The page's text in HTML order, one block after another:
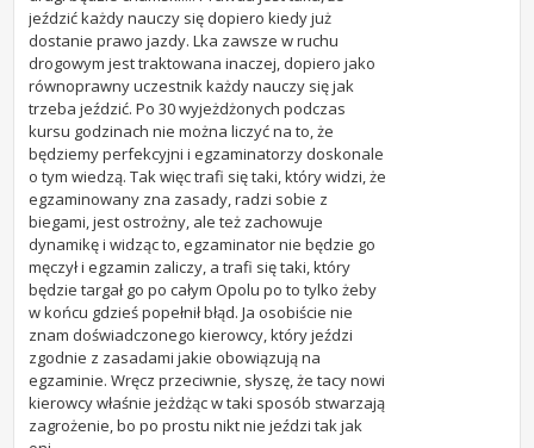
jeździć każdy nauczy się dopiero kiedy już
dostanie prawo jazdy. Lka zawsze w ruchu
drogowym jest traktowana inaczej, dopiero jako
równoprawny uczestnik każdy nauczy się jak
trzeba jeździć. Po 30 wyjeżdżonych podczas
kursu godzinach nie można liczyć na to, że
będziemy perfekcyjni i egzaminatorzy doskonale
o tym wiedzą. Tak więc trafi się taki, który widzi, że
egzaminowany zna zasady, radzi sobie z
biegami, jest ostrożny, ale też zachowuje
dynamikę i widząc to, egzaminator nie będzie go
męczył i egzamin zaliczy, a trafi się taki, który
będzie targał go po całym Opolu po to tylko żeby
w końcu gdzieś popełnił błąd. Ja osobiście nie
znam doświadczonego kierowcy, który jeździ
zgodnie z zasadami jakie obowiązują na
egzaminie. Wręcz przeciwnie, słyszę, że tacy nowi
kierowcy właśnie jeżdżąc w taki sposób stwarzają
zagrożenie, bo po prostu nikt nie jeździ tak jak